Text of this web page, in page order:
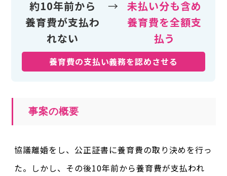
約10年前から
養育費が支払わ
れない
→
未払い分も含め
養育費を全額支
払う
養育費の支払い義務を認めさせる
事案の概要
協議離婚をし、公正証書に養育費の取り決めを行っ
た。しかし、その後10年前から養育費が支払われ